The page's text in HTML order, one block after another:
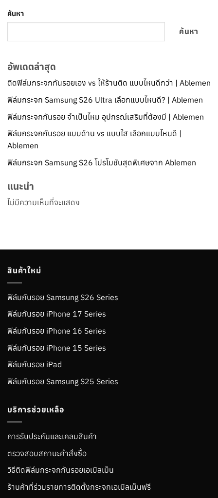
ค้นหา
ค้นหา
อัพเดตล่าสุด
ติดฟิล์มกระจกกันรอยเอง vs ให้ร้านติด แบบไหนดีกว่า | Ablemen
ฟิล์มกระจก Samsung S26 Ultra เลือกแบบไหนดี? | Ablemen
ฟิล์มกระจกกันรอย จำเป็นไหม อุปกรณ์เสริมที่ต้องมี | Ablemen
ฟิล์มกระจกกันรอย แบบด้าน vs แบบใส เลือกแบบไหนดี |
Ablemen
ฟิล์มกระจก Samsung S26 โปรโมชันสุดพิเศษจาก Ablemen
แนะนำ
ไม่มีความเห็นที่จะแสดง
สินค้าใหม่
ฟิล์มกันรอย Samsung S26 Series
ฟิล์มกันรอย iPhone 17 Series
ฟิล์มกันรอย iPhone 16 Series
ฟิล์มกันรอย iPhone 15 Series
ฟิล์มกันรอย iPad
ฟิล์มกันรอย Samsung S25 Series
บริการช่วยเหลือ
การรับประกันและเคลมสินค้า
ตรวจสอบสถานะคำสั่งซื้อ
วิธีติดฟิล์มกระจกกันรอยเอเบิลเม็น
ร้านค้าที่ร่วมรายการติดตั้งกระจกเอเบิลเม็นฟรี